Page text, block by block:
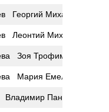
Георгий Михайлович
Леонтий Михайлович
Зоя Трофимовна
Мария Емельяновна
Владимир Панфилович